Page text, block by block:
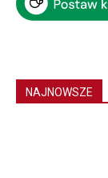
NAJNOWSZE